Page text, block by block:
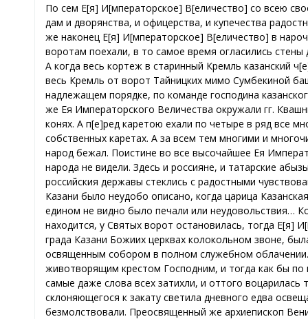
По сем Е[я] И[мператорское] В[еличество] со всею
дам и дворянства, и офицерства, и купечества
же наконец Е[я] И[мператорское] В[еличество] в
воротам поехали, в то самое время огласились
А когда весь кортеж в старинный Кремль казанский
весь Кремль от ворот Тайницких мимо Сумбекиной
надлежащем порядке, по команде господина
же Ея Императорского Величества окружали гг.
конях. А п[е]ред каретою ехали по четыре в ряд все
собственных каретах. А за всем тем многими и
народ бежал. Поистине во все высочайшее Ея
народа не видели. Здесь и россияне, и татарские
российския державы стеклись с радостными
Казани было неудобо описано, когда царица
едином не видно было печали или неудовольствия…
находится, у Святых ворот остановилась, тогда Е[я]
града Казани Божиих церквах колокольном звоне,
освященным собором в полном служебном
животворящим крестом Господним, и тогда как бы
самые даже слова всех затихли, и оттого
склоняющегося к закату светила дневного едва
безмолствовали. Преосвященный же архиепископ